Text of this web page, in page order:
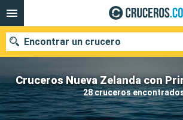
Cruceros Nueva Zelanda con
28 cruceros
Encontrar un crucero
Nuestros destinos